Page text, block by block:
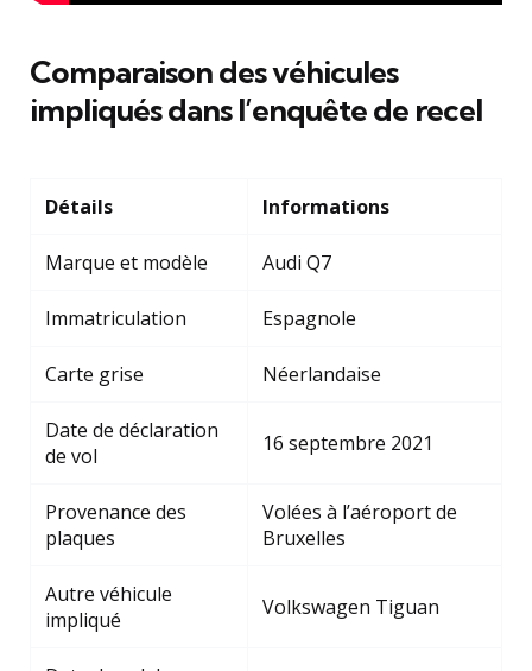
Comparaison des véhicules
impliqués dans l’enquête de recel
Détails Informations
Marque et modèle Audi Q7
Immatriculation Espagnole
Carte grise Néerlandaise
Date de déclaration
de vol
16 septembre 2021
Provenance des
plaques
Volées à l’aéroport de
Bruxelles
Autre véhicule
impliqué
Volkswagen Tiguan